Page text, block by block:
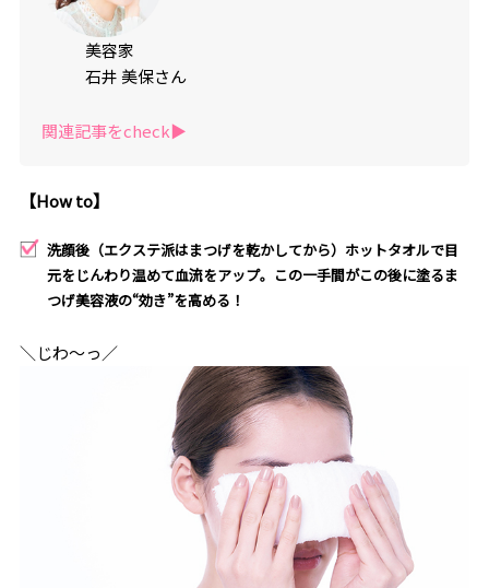
美容家
石井 美保さん
関連記事をcheck▶︎
【How to】
洗顔後（エクステ派はまつげを乾かしてから）ホットタオルで目
元をじんわり温めて血流をアップ。この一手間がこの後に塗るま
つげ美容液の“効き”を高める！
＼じわ～っ／